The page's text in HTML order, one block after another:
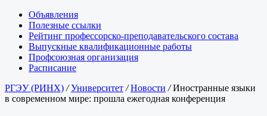
Объявления
Полезные ссылки
Рейтинг профессорско-преподавательского состава
Выпускные квалификационные работы
Профсоюзная организация
Расписание
РГЭУ (РИНХ) /Университет /Новости /Иностранные языки
в современном мире: прошла ежегодная конференция